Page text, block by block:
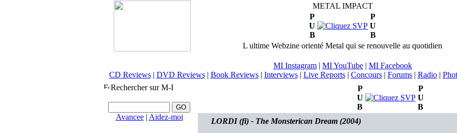
METAL IMPACT
P
U
B
P
U
B
L ultime Webzine orienté Metal qui se renouvelle au quotidien
MI Instagram | MI YouTube | MI Facebook
CD Reviews| DVD Reviews| Book Reviews| Interviews| Live Reports| Concours| Forums| Radio|
Rechercher sur M-I
Avancee| Aidez-moi
P
U
B
P
U
B
LORDI (fi) - The Monsterican Dream (2004)